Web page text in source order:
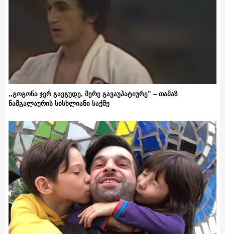
,,გოგონა ჯერ გავგუდე, მერე გავაუპატიურე” – თამაზ
ნამგალაურის სისხლიანი საქმე